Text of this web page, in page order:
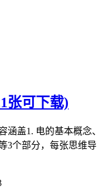
张可下载)
涵盖1. 电的基本概念、
3个部分，每张思维导